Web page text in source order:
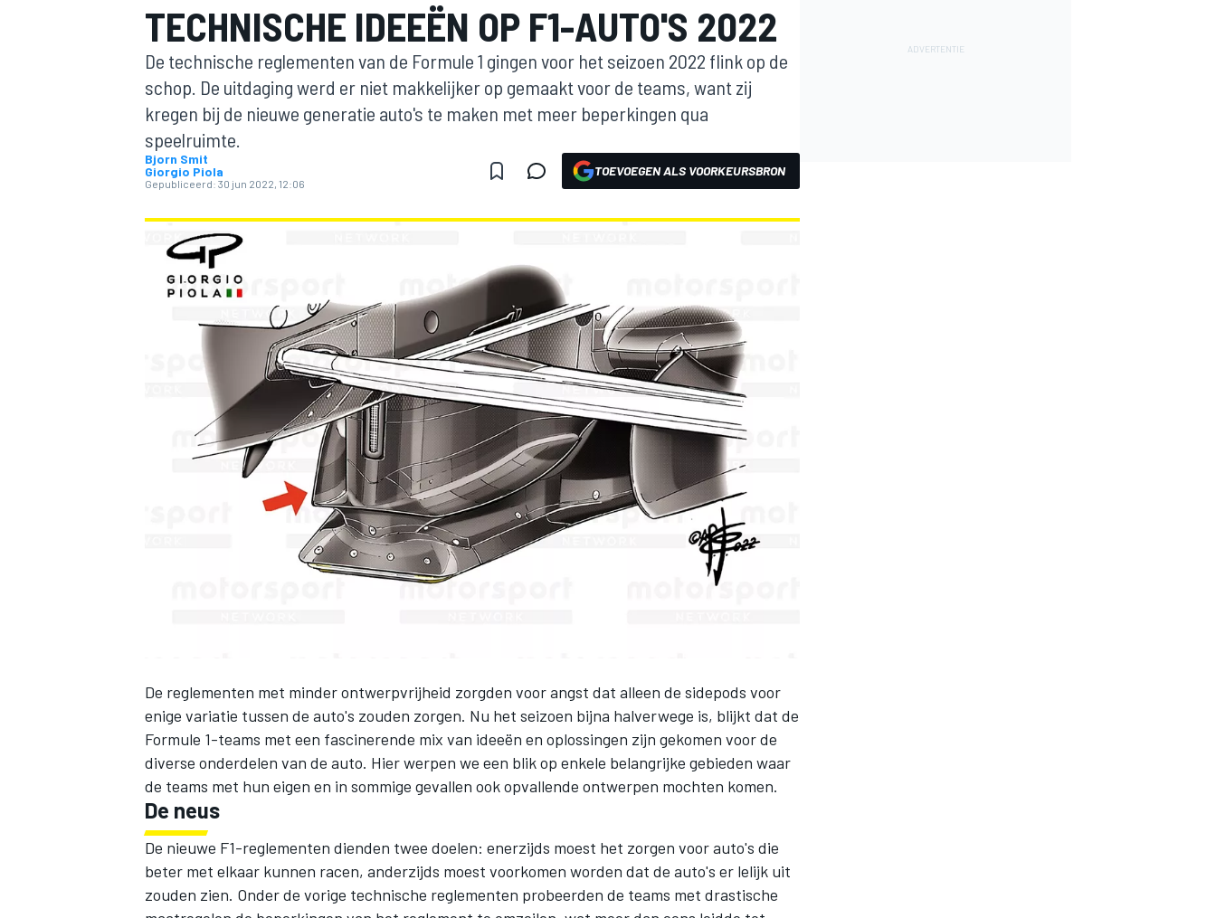
MOTOGP
WEC DTM
TECHNISCHE IDEEËN OP F1-AUTO'S 2022
De technische reglementen van de Formule 1 gingen voor het seizoen 2022 flink op de
schop. De uitdaging werd er niet makkelijker op gemaakt voor de teams, want zij
kregen bij de nieuwe generatie auto's te maken met meer beperkingen qua
speelruimte.
Bjorn Smit
Giorgio Piola
Gepubliceerd: 30 jun 2022, 12:06
TOEVOEGEN ALS VOORKEURSBRON
De reglementen met minder ontwerpvrijheid zorgden voor angst dat alleen de sidepods voor
enige variatie tussen de auto's zouden zorgen. Nu het seizoen bijna halverwege is, blijkt dat de
Formule 1-teams met een fascinerende mix van ideeën en oplossingen zijn gekomen voor de
diverse onderdelen van de auto. Hier werpen we een blik op enkele belangrijke gebieden waar
de teams met hun eigen en in sommige gevallen ook opvallende ontwerpen mochten komen.
De neus
De nieuwe F1-reglementen dienden twee doelen: enerzijds moest het zorgen voor auto's die
beter met elkaar kunnen racen, anderzijds moest voorkomen worden dat de auto's er lelijk uit
zouden zien. Onder de vorige technische reglementen probeerden de teams met drastische